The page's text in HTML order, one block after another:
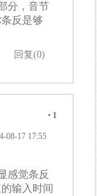
分，音节
反是够
回复(0)
• 1
08-17 17:55
感觉条反
输入时间